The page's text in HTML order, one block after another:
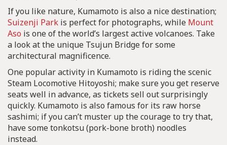
If you like nature, Kumamoto is also a nice destination;
Suizenji Park is perfect for photographs, while Mount
Aso is one of the world’s largest active volcanoes. Take
a look at the unique Tsujun Bridge for some
architectural magnificence.
One popular activity in Kumamoto is riding the scenic
Steam Locomotive Hitoyoshi; make sure you get reserve
seats well in advance, as tickets sell out surprisingly
quickly. Kumamoto is also famous for its raw horse
sashimi; if you can’t muster up the courage to try that,
have some tonkotsu (pork-bone broth) noodles
instead.